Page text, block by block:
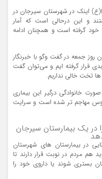
اینک در شهرستان سیرجان در
و این درحالی است که آمار
خود گرفته است و همچنان ادامه
جمعه در گفت وگو با خبرنگار
قرار گرفته ایم و می‌توان گفت
تخت خالی نداریم.
خانوادگی درگیر این بیماری
مهاجم تر شده است و سرایت
در یک بیمارستان سیرجان
۲۷۰ بیمار کرونایی در بیمارستان های شهرستان
مردم در نوبت قرار دارند تا
بستری شوند یا داروی خود را